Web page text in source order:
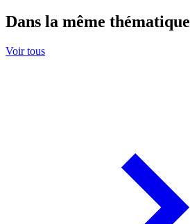
Dans la même thématique
Voir tous